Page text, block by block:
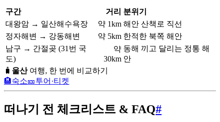
구간 거리 분위기
대왕암 → 일산해수욕장
약 1km 해안 산책로 직선
정자해변 → 강동해변
약 5km 한적한 북쪽 해안
남구 → 간절곶 (31번 국
도)
약
30km
동해 끼고 달리는 정통 해
안
🧳 울산여행, 한 번에 비교하기
🏨숙소🎫투어·티켓
떠나기 전 체크리스트 & FAQ#